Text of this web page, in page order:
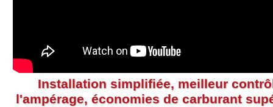
Installation simplifiée, meilleur
l'ampérage, économies de carburant